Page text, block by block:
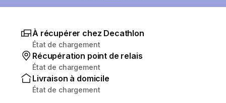
À récupérer chez Decathlon
État de chargement
Récupération point de relais
État de chargement
Livraison à domicile
État de chargement